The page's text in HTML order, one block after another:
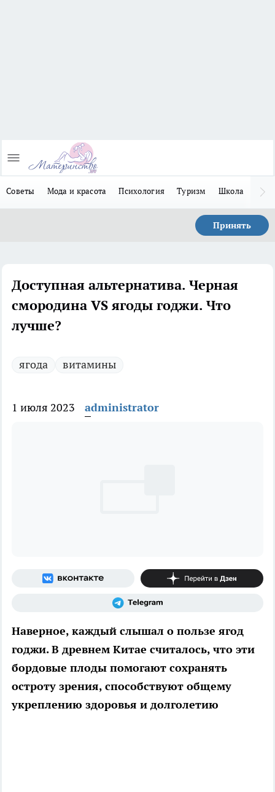
Советы Мода и красота Психология Туризм Школа
Принять
Доступная альтернатива. Черная
смородина VS ягоды годжи. Что
лучше?
ягода витамины
1 июля 2023 administrator
Наверное, каждый слышал о пользе ягод
годжи. В древнем Китае считалось, что эти
бордовые плоды помогают сохранять
остроту зрения, способствуют общему
укреплению здоровья и долголетию